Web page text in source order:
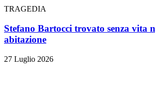
TRAGEDIA
Stefano Bartocci trovato senza vita
abitazione
27 Luglio 2026